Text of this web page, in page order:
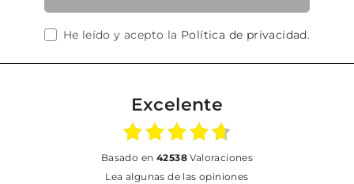
He leído y acepto la Política de privacidad.
Excelente
basado en 42538Valoraciones
Lea algunas de las opiniones